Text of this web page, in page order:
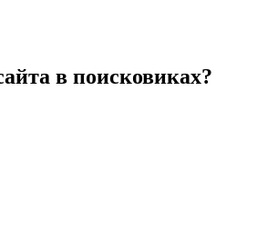
в поисковиках?